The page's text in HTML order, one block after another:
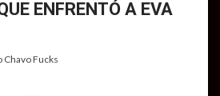
ENFRENTÓ A EVA
Chavo Fucks